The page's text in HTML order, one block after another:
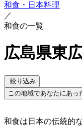
和食・日本料理
／
和食の一覧
広島県東
絞り込み
この地域であなたにあ
和食は日本の伝統的